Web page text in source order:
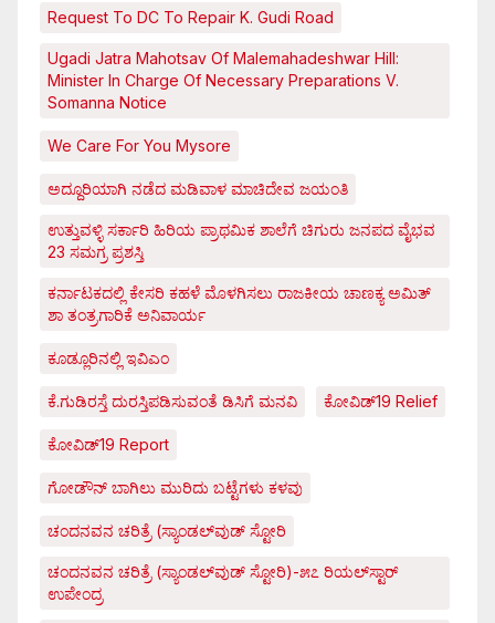
Request To DC To Repair K. Gudi Road
Ugadi Jatra Mahotsav Of Malemahadeshwar Hill:
Minister In Charge Of Necessary Preparations V.
Somanna Notice
We Care For You Mysore
ಅದ್ದೂರಿಯಾಗಿ ನಡೆದ ಮಡಿವಾಳ ಮಾಚಿದೇವ ಜಯಂತಿ
ಉತ್ತುವಳ್ಳಿ ಸರ್ಕಾರಿ ಹಿರಿಯ ಪ್ರಾಥಮಿಕ ಶಾಲೆಗೆ ಚಿಗುರು ಜನಪದ ವೈಭವ
23 ಸಮಗ್ರ ಪ್ರಶಸ್ತಿ
ಕರ್ನಾಟಕದಲ್ಲಿ ಕೇಸರಿ ಕಹಳೆ ಮೊಳಗಿಸಲು ರಾಜಕೀಯ ಚಾಣಕ್ಯ ಅಮಿತ್
ಶಾ ತಂತ್ರಗಾರಿಕೆ ಅನಿವಾರ್ಯ
ಕೂಡ್ಲೂರಿನಲ್ಲಿ ಇವಿಎಂ
ಕೆ.ಗುಡಿರಸ್ತೆ ದುರಸ್ತಿಪಡಿಸುವಂತೆ ಡಿಸಿಗೆ ಮನವಿ ಕೋವಿಡ್‌19 Relief
ಕೋವಿಡ್‌19 Report
ಗೋಡೌನ್ ಬಾಗಿಲು ಮುರಿದು ಬಟ್ಟೆಗಳು ಕಳವು
ಚಂದನವನ ಚರಿತ್ರೆ (ಸ್ಯಾಂಡಲ್‌ವುಡ್ ಸ್ಟೋರಿ
ಚಂದನವನ ಚರಿತ್ರೆ (ಸ್ಯಾಂಡಲ್‌ವುಡ್ ಸ್ಟೋರಿ)-೫೭ ರಿಯಲ್‌ಸ್ಟಾರ್
ಉಪೇಂದ್ರ